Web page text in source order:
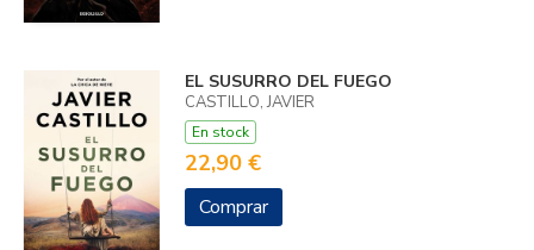
EL SUSURRO DEL FUEGO
CASTILLO, JAVIER
En stock
22,90 €
Comprar